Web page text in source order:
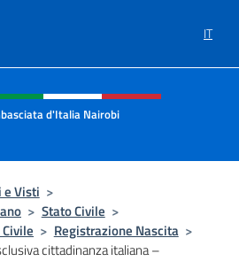
IT
social e menù
d'Italia Nairobi
e Visti >
> Stato Civile >
> Registrazione Nascita >
cittadinanza italiana –